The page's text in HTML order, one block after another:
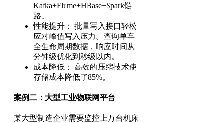
Kafka+Flume+HBase+Spark链
路。
性能提升： 批量写入接口轻松
应对峰值写入压力。查询单车
全生命周期数据，响应时间从
分钟级优化到秒级以内。
成本降低： 高效的压缩技术使
存储成本降低了85%。
案例二：大型工业物联网平台
某大型制造企业需要监控上万台机床